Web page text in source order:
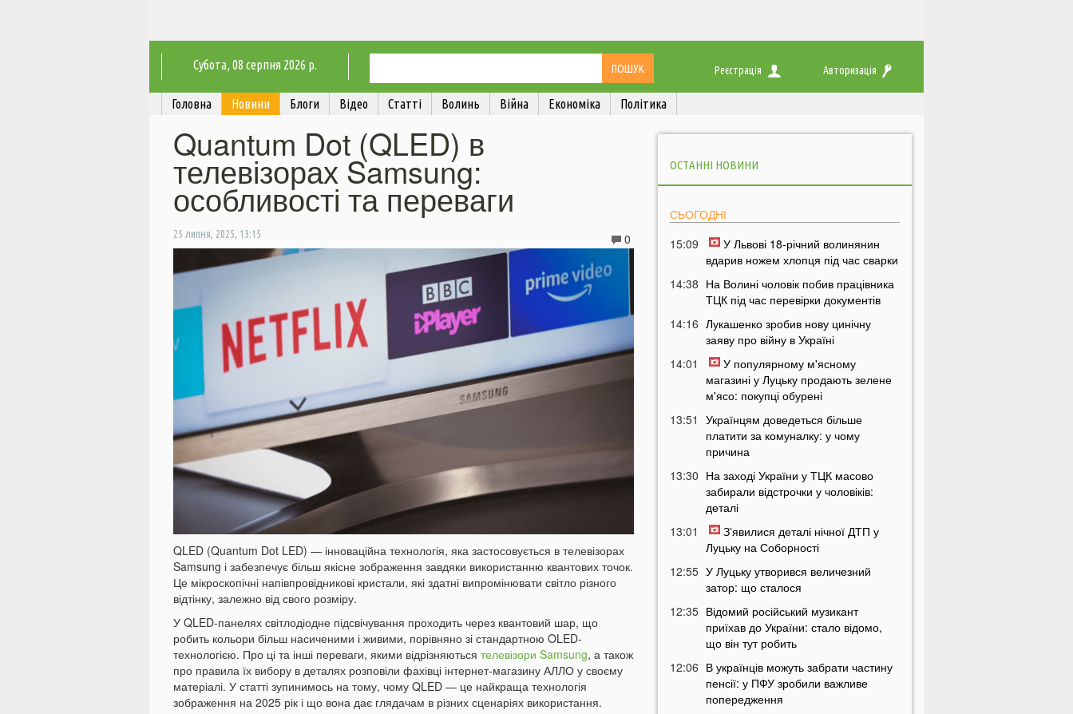
Субота, 08 серпня 2026 р. Реєстрація Авторизація
Головна Новини Блоги Відео Статті Волинь Війна Економіка Політика
Quantum Dot (QLED) в
телевізорах Samsung:
особливості та переваги
25 липня, 2025, 13:15 0
QLED (Quantum Dot LED) — інноваційна технологія, яка застосовується в телевізорах
Samsung і забезпечує більш якісне зображення завдяки використанню квантових точок.
Це мікроскопічні напівпровідникові кристали, які здатні випромінювати світло різного
відтінку, залежно від свого розміру.
У QLED-панелях світлодіодне підсвічування проходить через квантовий шар, що
робить кольори більш насиченими і живими, порівняно зі стандартною OLED-
технологією. Про ці та інші переваги, якими відрізняються телевізори Samsung, а також
про правила їх вибору в деталях розповіли фахівці інтернет-магазину АЛЛО у своєму
матеріалі. У статті зупинимось на тому, чому QLED — це найкраща технологія
зображення на 2025 рік і що вона дає глядачам в різних сценаріях використання.
ОСТАННІ НОВИНИ
СЬОГОДНІ
15:09
У Львові 18-річний волинянин
вдарив ножем хлопця під час сварки
14:38 На Волині чоловік побив працівника
ТЦК під час перевірки документів
14:16 Лукашенко зробив нову цинічну
заяву про війну в Україні
14:01
У популярному м'ясному
магазині у Луцьку продають зелене
м'ясо: покупці обурені
13:51
Українцям доведеться більше
платити за комуналку: у чому
причина
13:30 На заході України у ТЦК масово
забирали відстрочки у чоловіків:
деталі
13:01
Зʼявилися деталі нічної ДТП у
Луцьку на Соборності
12:55 У Луцьку утворився величезний
затор: що сталося
12:35 Відомий російський музикант
приїхав до України: стало відомо,
що він тут робить
12:06 В українців можуть забрати частину
пенсії: у ПФУ зробили важливе
попередження